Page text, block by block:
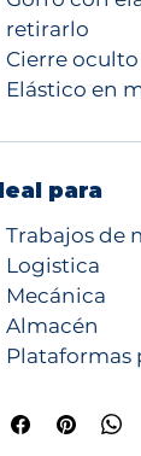
retirarlo
Cierre
Elástico en
para
Trabajos de
Logistica
Mecánica
Almacén
Plataformas